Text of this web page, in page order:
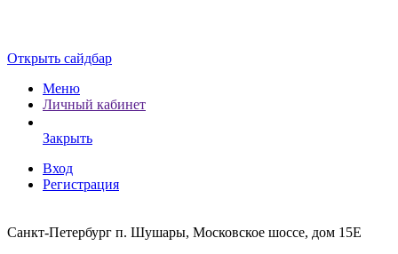
Открыть сайдбар
Меню
Личный кабинет
Закрыть
Вход
Регистрация
Санкт-Петербург п. Шушары, Московское шоссе, дом 15Е